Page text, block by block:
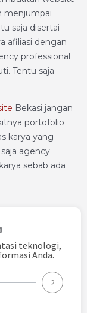
menjumpai
saja disertai
afiliasi dengan
professional
Tentu saja
Bekasi jangan
portofolio
karya yang
agency
sebab ada
teknologi,
Anda.
2